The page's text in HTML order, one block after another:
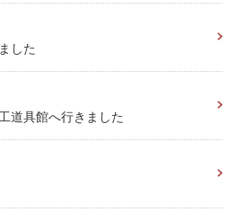
した
道具館へ行きました